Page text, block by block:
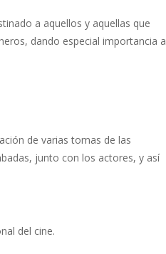
a aquellos y aquellas que
dando especial importancia a
de varias tomas de las
junto con los actores, y así
del cine.